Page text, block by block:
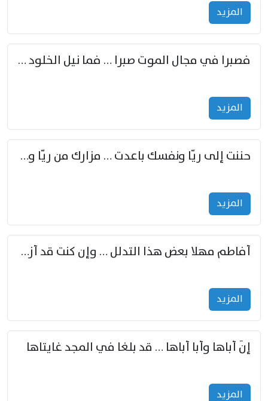
المزید
فصبرا في مجال الموت صبرا … فما نيل الخلود بمستطاع
المزید
حننت إلى ريّا ونفسك باعدت … مزارك من ريّا وشعباكما معا
المزید
أفاطم مهلا بعض هذا التدلل … وإن كنت قد أزمعت صرمي فأجملي
المزید
إنّ أباها وأبا أباها … قد بلغا في المجد غايتاها
المزید